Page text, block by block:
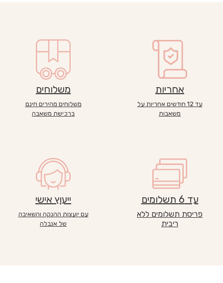
משלוחים
משלוחים מהירים חינם
ברכישת משאבה
אחריות
עד 12 חודשים אחריות על
משאבות
ייעוץ אישי
עם יועצות ההנקה והשאיבה
של אנבלה
עד 6 תשלומים
פריסת תשלומים ללא
ריבית